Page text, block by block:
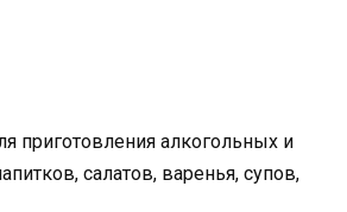
приготовления алкогольных и
салатов, варенья, супов,